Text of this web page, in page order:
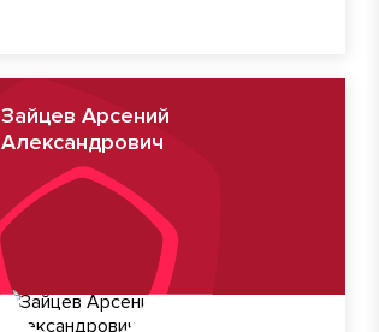
Зайцев Арсений
Александрович